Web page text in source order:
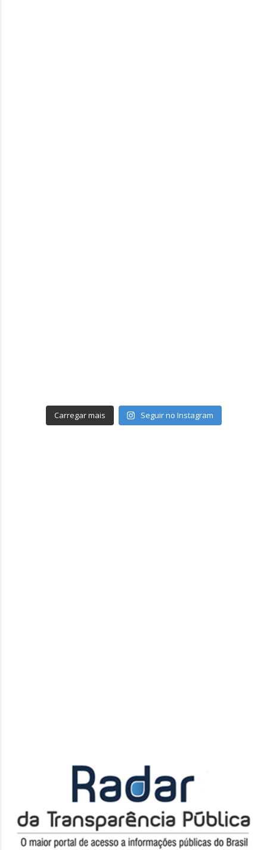
Carregar mais Seguir no Instagram